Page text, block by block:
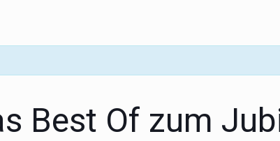
Best Of zum